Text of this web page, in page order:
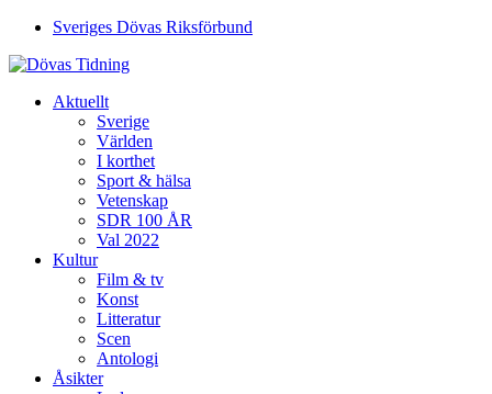
Sveriges Dövas Riksförbund
Aktuellt
Sverige
Världen
I korthet
Sport & hälsa
Vetenskap
SDR 100 ÅR
Val 2022
Kultur
Film & tv
Konst
Litteratur
Scen
Antologi
Åsikter